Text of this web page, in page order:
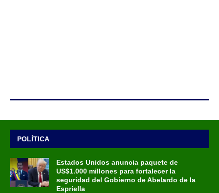
POLÍTICA
Estados Unidos anuncia paquete de
US$1.000 millones para fortalecer la
seguridad del Gobierno de Abelardo de la
Espriella